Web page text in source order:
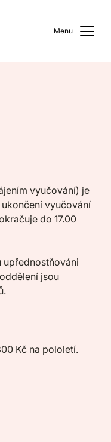
Menu
vyučování) je
vyučování
do 17.00
upřednostňováni
jsou
Kč na pololetí.